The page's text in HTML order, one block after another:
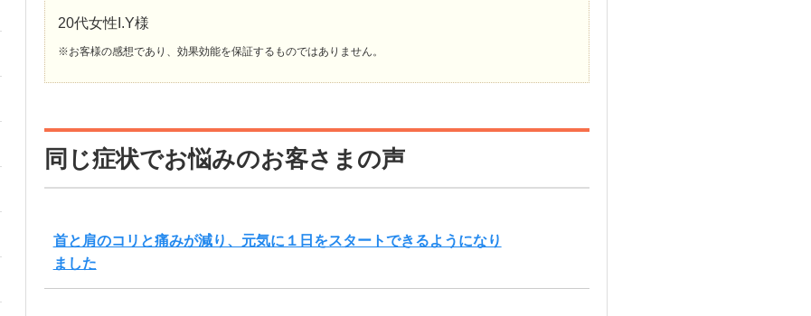
20代女性I.Y様
※お客様の感想であり、効果効能を保証するものではありません。
同じ症状でお悩みのお客さまの声
首と肩のコリと痛みが減り、元気に１日をスタートできるようになり
ました